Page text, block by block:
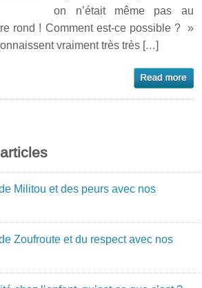
on n’était même pas au
rond ! Comment est-ce possible ? »
vraiment très très […]
Militou et des peurs avec nos
Zoufroute et du respect avec nos